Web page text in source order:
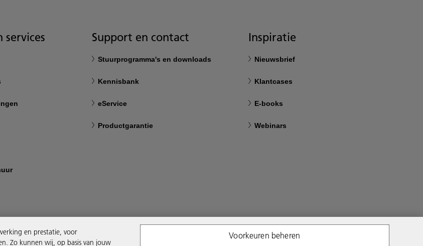
services Support en contact
Stuurprogramma's en downloads
Kennisbank
eService
Productgarantie
Inspiratie
Nieuwsbrief
Klantcases
E-books
Webinars
en prestatie, voor
Zo kunnen wij, op basis van jouw
Voorkeuren beheren